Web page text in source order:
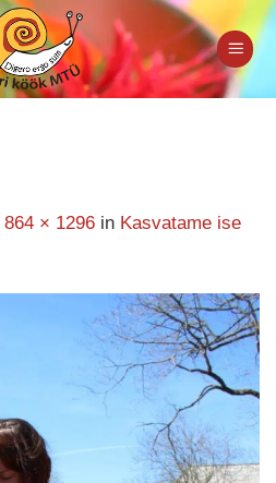
864 × 1296 in Kasvatame ise